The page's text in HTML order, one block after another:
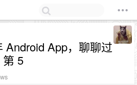
Android App，聊聊过
5